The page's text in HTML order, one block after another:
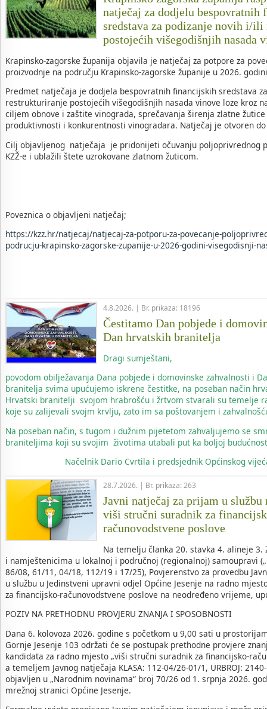
natječaj za dodjelu bespovratnih
sredstava za podizanje novih i/
postojećih višegodišnjih nasada
Krapinsko-zagorske županija objavila je natječaj za potpore za
proizvodnje na području Krapinsko-zagorske županije u 2026.
Predmet natječaja je dodjela bespovratnih financijskih sredstava
restrukturiranje postojećih višegodišnjih nasada vinove loze kroz
ciljem obnove i zaštite vinograda, sprečavanja širenja zlatne
produktivnosti i konkurentnosti vinogradara. Natječaj je otvoren
Cilj objavljenog natječaja je pridonijeti očuvanju poljoprivrednog
KZŽ-e i ublažili štete uzrokovane zlatnom žuticom.
Poveznica o objavljeni natječaj;
https://kzz.hr/natjecaj/natjecaj-za-potporu-za-povecanje-
podrucju-krapinsko-zagorske-zupanije-u-2026-godini-visegodisnji-
4.8.2026. | Br. prikaza: 18196
Čestitamo Dan pobjede i
Dan hrvatskih branitelja
Dragi sumještani,
povodom obilježavanja Dana pobjede i domovinske zahvalnosti i
branitelja svima upućujemo iskrene čestitke, na poseban način
Hrvatski branitelji svojom hrabrošću i žrtvom stvarali su temelje
koje su zalijevali svojm krvlju, zato im sa poštovanjem i
Na poseban način, s tugom i dužnim pijetetom zahvaljujemo se
braniteljima koji su svojim životima utabali put ka boljoj
Načelnik Dario Cvrtila i predsjednik Općinskog
28.7.2026. | Br. prikaza: 263
Javni natječaj za prijam u službu
viši stručni suradnik za
računovodstvene poslove
Na temelju članka 20. stavka 4. alineje 3.
i namještenicima u lokalnoj i područnoj (regionalnoj) samoupravi
86/08, 61/11, 04/18, 112/19 i 17/25), Povjerenstvo za provedbu
u službu u Jedinstveni upravni odjel Općine Jesenje na radno
za financijsko-računovodstvene poslove na neodređeno vrijeme,
POZIV NA PRETHODNU PROVJERU ZNANJA I SPOSOBNOSTI
Dana 6. kolovoza 2026. godine s početkom u 9,00 sati u
Gornje Jesenje 103 održati će se postupak prethodne provjere
kandidata za radno mjesto „viši stručni suradnik za financijsko-
a temeljem Javnog natječaja KLASA: 112-04/26-01/1, URBROJ:
objavljen u „Narodnim novinama“ broj 70/26 od 1. srpnja 2026.
mrežnoj stranici Općine Jesenje.